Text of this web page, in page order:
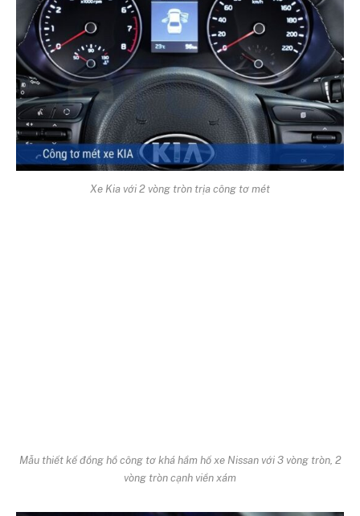
Xe Kia với 2 vòng tròn trịa công tơ mét
Mẫu thiết kế đồng hồ công tơ khá hầm hố xe Nissan với 3 vòng tròn, 2
vòng tròn cạnh viền xám